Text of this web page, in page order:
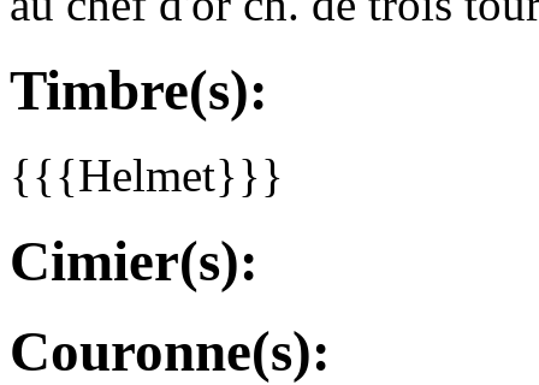
Timbre(s):
{{{Helmet}}}
Cimier(s):
Couronne(s):